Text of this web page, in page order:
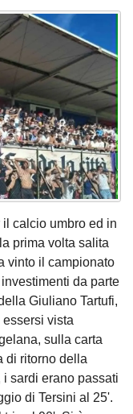
calcio umbro ed in
prima volta salita
vinto il campionato
da parte
Giuliano Tartufi,
vista
sulla carta
di ritorno della
sardi erano passati
di Tersini al 25'.